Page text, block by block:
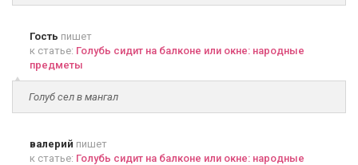
Гость пишет
к статье: Голубь сидит на балконе или окне: народные
предметы
Голуб сел в мангал
валерий пишет
к статье: Голубь сидит на балконе или окне: народные